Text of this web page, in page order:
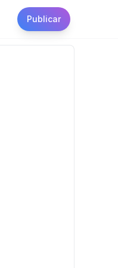
Publicar